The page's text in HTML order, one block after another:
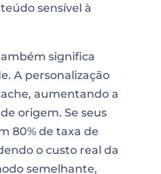
sensível à
significa
A personalização
aumentando a
origem. Se seus
80% de taxa de
o custo real da
semelhante,